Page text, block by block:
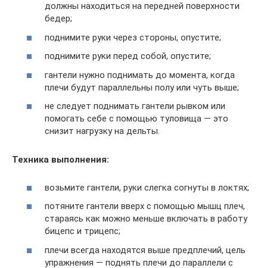
должны находиться на передней поверхности
бедер;
поднимите руки через стороны, опустите;
поднимите руки перед собой, опустите;
гантели нужно поднимать до момента, когда
плечи будут параллельны полу или чуть выше;
не следует поднимать гантели рывком или
помогать себе с помощью туловища — это
снизит нагрузку на дельты.
Техника выполнения:
возьмите гантели, руки слегка согнуты в локтях;
потяните гантели вверх с помощью мышц плеч,
стараясь как можно меньше включать в работу
бицепс и трицепс;
плечи всегда находятся выше предплечий, цель
упражнения — поднять плечи до параллели с